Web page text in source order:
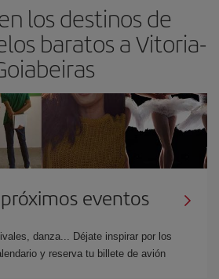
los destinos de
baratos a Vitoria-
eventos
danza... Déjate inspirar por los
y reserva tu billete de avión